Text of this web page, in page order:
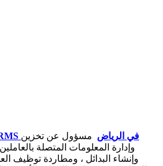
HRMS في الرياض مسؤول عن تخزين
وإدارة المعلومات المتصلة
وإنشاء البدائل ، ومطاردة توظيف